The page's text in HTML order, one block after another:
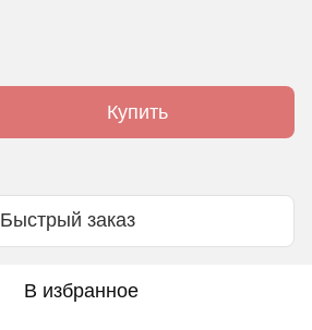
Купить
Быстрый заказ
В избранное